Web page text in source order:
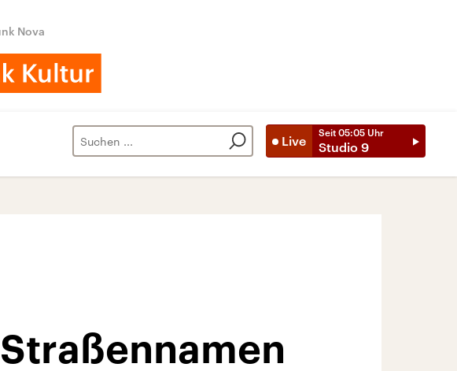
Nova
Live
Seit 05:05 Uhr
Studio 9